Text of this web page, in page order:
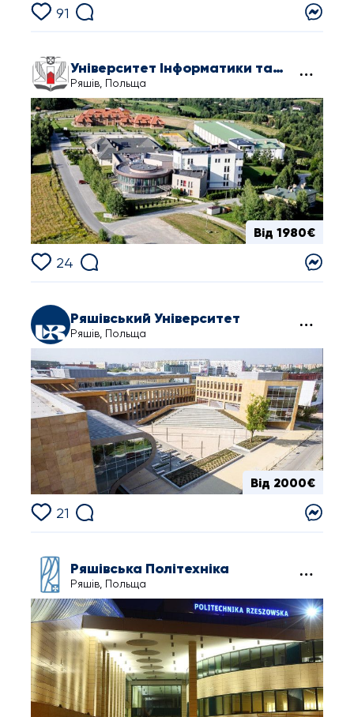
91
Університет Інформатики та Управління в Жешуві
Ряшів, Польща
Від 1980€
24
Ряшівський Університет
Ряшів, Польща
Від 2000€
21
Ряшівська Політехніка
Ряшів, Польща